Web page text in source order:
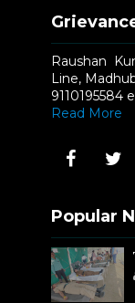
Raushan
Line,
9110195584
Read More
Popular